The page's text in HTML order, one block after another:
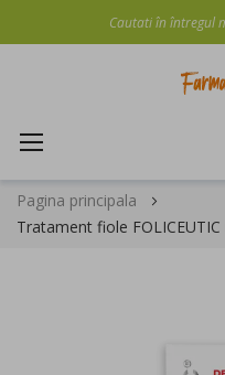
Mergeti
la
Pagina principala
Tratament fiole